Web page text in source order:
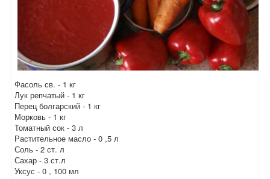
Фасоль св. - 1 кг
Лук репчатый - 1 кг
Перец болгарский - 1 кг
Морковь - 1 кг
Томатный сок - 3 л
Растительное масло - 0 ,5 л
Соль - 2 ст. л
Сахар - 3 ст.л
Уксус - 0 , 100 мл